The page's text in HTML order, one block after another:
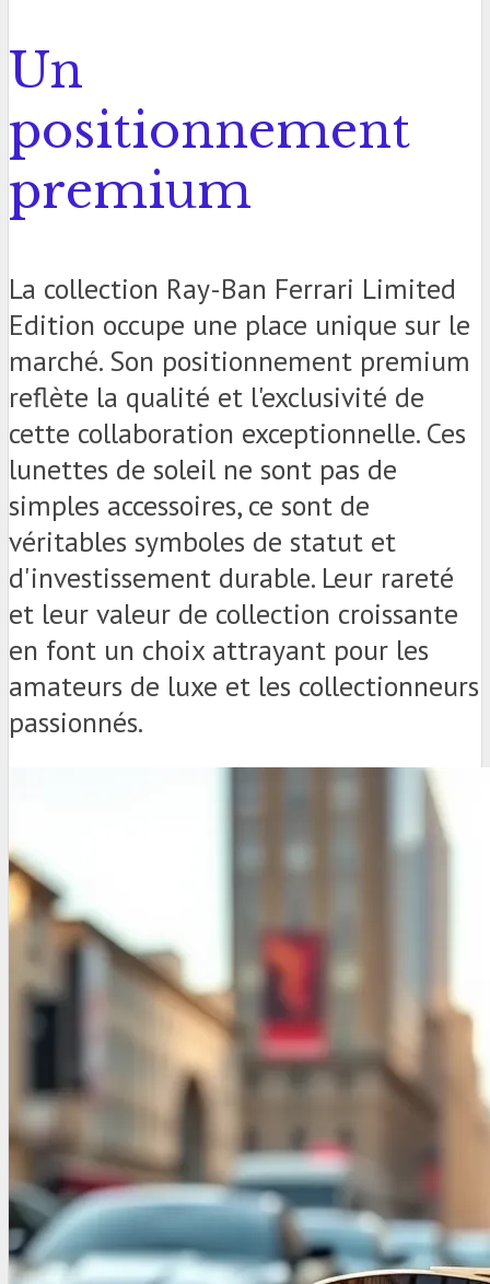
Un
positionnement
premium
La collection Ray-Ban Ferrari Limited
Edition occupe une place unique sur le
marché. Son positionnement premium
reflète la qualité et l'exclusivité de
cette collaboration exceptionnelle. Ces
lunettes de soleil ne sont pas de
simples accessoires, ce sont de
véritables symboles de statut et
d'investissement durable. Leur rareté
et leur valeur de collection croissante
en font un choix attrayant pour les
amateurs de luxe et les collectionneurs
passionnés.